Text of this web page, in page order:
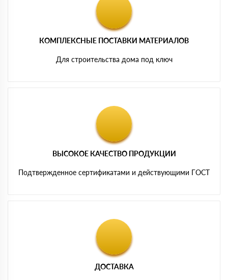
КОМПЛЕКСНЫЕ ПОСТАВКИ МАТЕРИАЛОВ
Для строительства дома под ключ
ВЫСОКОЕ КАЧЕСТВО ПРОДУКЦИИ
Подтвержденное сертификатами и действующими ГОСТ
ДОСТАВКА